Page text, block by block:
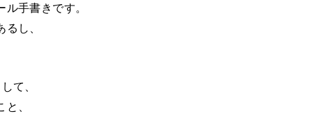
手書きです。
し、
て、
、